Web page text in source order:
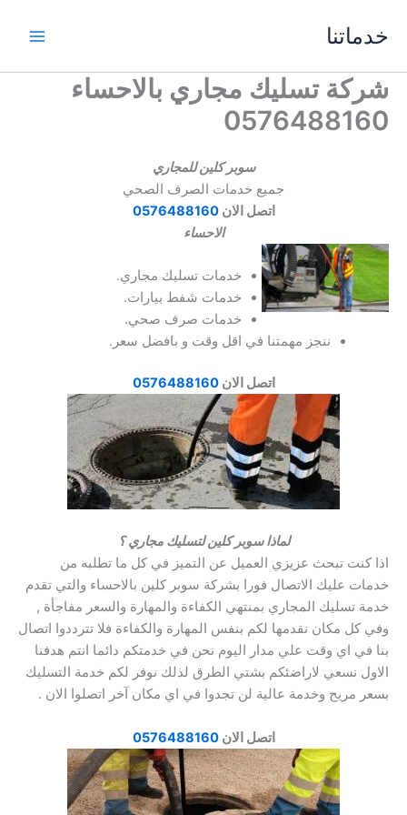
خدماتنا
شركة تسليك مجاري بالاحساء
0576488160
سوبر كلين للمجاري
جميع خدمات الصرف الصحي
اتصل الان0576488160
الاحساء
خدمات تسليك مجاري.
خدمات شفط بيارات.
خدمات صرف صحي.
ننجز مهمتنا في اقل وقت و بافضل سعر.
اتصل الان0576488160
لماذا سوبر كلين لتسليك مجاري ؟
اذا كنت تبحث عزيزي العميل عن التميز في كل ما تطلبه من
خدمات عليك الاتصال فورا بشركة سوبر كلين بالاحساء والتي تقدم
خدمة تسليك المجاري بمنتهي الكفاءة والمهارة والسعر مفاجأة ,
وفي كل مكان نقدمها لكم بنفس المهارة والكفاءة فلا تترددوا اتصال
بنا في اي وقت علي مدار اليوم نحن في خدمتكم دائما انتم هدفنا
الاول نسعي لاراضئكم بشتي الطرق لذلك نوفر لكم خدمة التسليك
بسعر مريح وخدمة عالية لن تجدوا في اي مكان آخر اتصلوا الان .
اتصل الان0576488160